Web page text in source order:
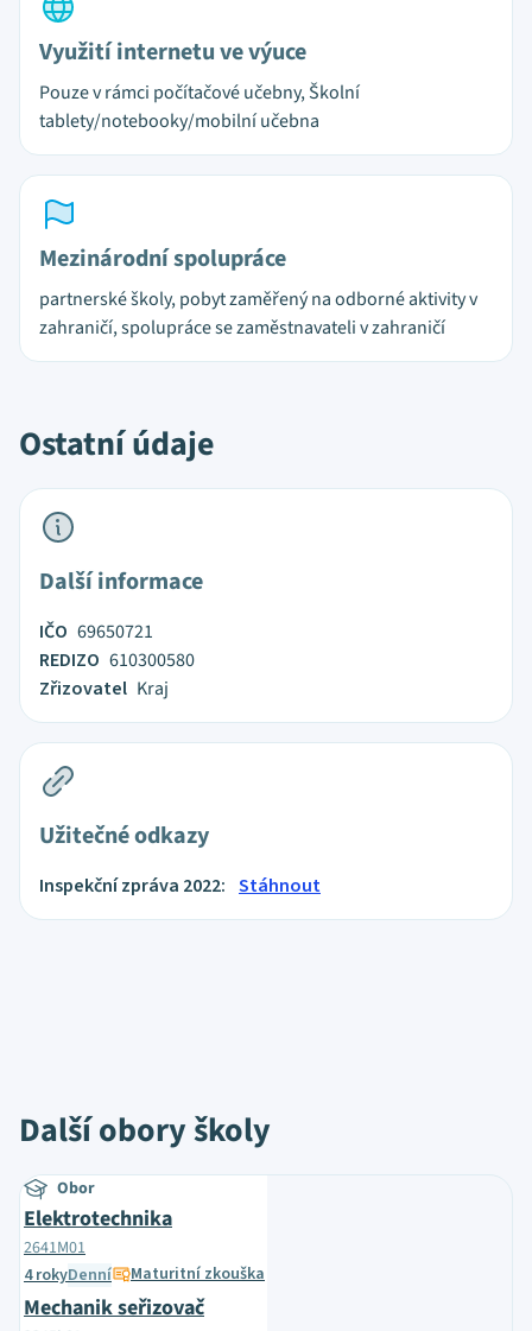
Využití internetu ve výuce
Pouze v rámci počítačové učebny, Školní
tablety/notebooky/mobilní učebna
Mezinárodní spolupráce
partnerské školy, pobyt zaměřený na odborné aktivity v
zahraničí, spolupráce se zaměstnavateli v zahraničí
Ostatní údaje
Další informace
IČO 69650721
REDIZO 610300580
Zřizovatel Kraj
Užitečné odkazy
Inspekční zpráva 2022: Stáhnout
Další obory školy
Obor
Elektrotechnika
2641M01
4 rokyDenní Maturitní zkouška
Mechanik seřizovač